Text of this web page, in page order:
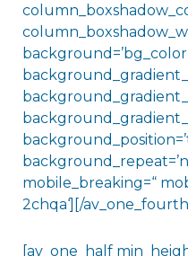
mobile_breaking=“
2chqa‘][/av_one_fourth]
[av_one_half